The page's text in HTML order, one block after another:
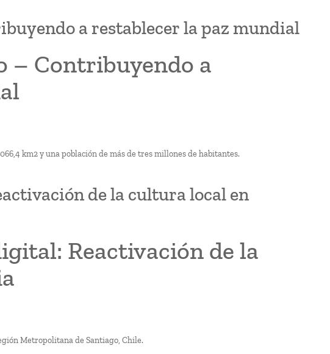
a restablecer la paz mundial
– Contribuyendo a
km2 y una población de más de tres millones de habitantes.
de la cultura local en
Reactivación de la
Metropolitana de Santiago, Chile.